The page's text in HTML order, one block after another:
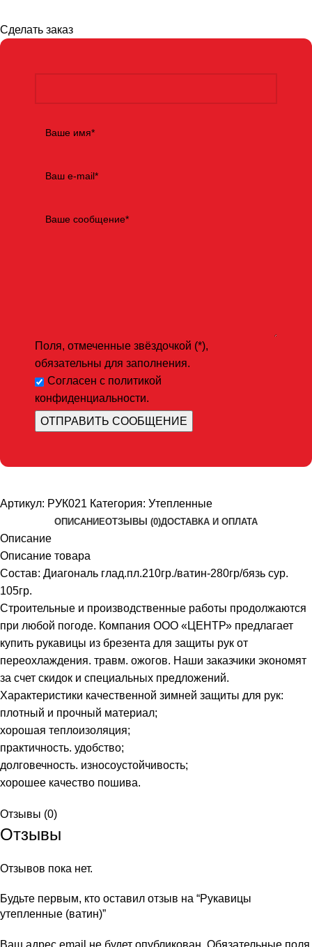
Сделать заказ
Поля, отмеченные звёздочкой (*),
обязательны для заполнения.
Согласен с политикой
конфиденциальности.
Артикул: РУК021 Категория: Утепленные
ОПИСАНИЕОТЗЫВЫ (0)ДОСТАВКА И ОПЛАТА
Описание
Описание товара
Состав: Диагональ глад.пл.210гр./ватин-280гр/бязь сур.
105гр.
Строительные и производственные работы продолжаются
при любой погоде. Компания ООО «ЦЕНТР» предлагает
купить рукавицы из брезента для защиты рук от
переохлаждения. травм. ожогов. Наши заказчики экономят
за счет скидок и специальных предложений.
Характеристики качественной зимней защиты для рук:
плотный и прочный материал;
хорошая теплоизоляция;
практичность. удобство;
долговечность. износоустойчивость;
хорошее качество пошива.
Отзывы (0)
Отзывы
Отзывов пока нет.
Будьте первым, кто оставил отзыв на “Рукавицы
утепленные (ватин)”